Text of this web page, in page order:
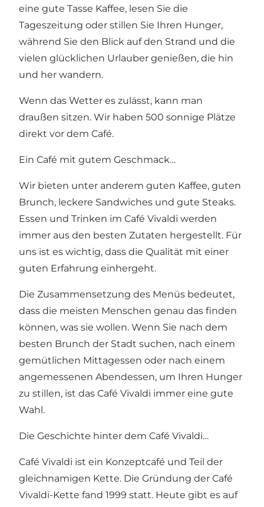
eine gute Tasse Kaffee, lesen Sie die
Tageszeitung oder stillen Sie Ihren Hunger,
während Sie den Blick auf den Strand und die
vielen glücklichen Urlauber genießen, die hin
und her wandern.
Wenn das Wetter es zulässt, kann man
draußen sitzen. Wir haben 500 sonnige Plätze
direkt vor dem Café.
Ein Café mit gutem Geschmack…
Wir bieten unter anderem guten Kaffee, guten
Brunch, leckere Sandwiches und gute Steaks.
Essen und Trinken im Café Vivaldi werden
immer aus den besten Zutaten hergestellt. Für
uns ist es wichtig, dass die Qualität mit einer
guten Erfahrung einhergeht.
Die Zusammensetzung des Menüs bedeutet,
dass die meisten Menschen genau das finden
können, was sie wollen. Wenn Sie nach dem
besten Brunch der Stadt suchen, nach einem
gemütlichen Mittagessen oder nach einem
angemessenen Abendessen, um Ihren Hunger
zu stillen, ist das Café Vivaldi immer eine gute
Wahl.
Die Geschichte hinter dem Café Vivaldi…
Café Vivaldi ist ein Konzeptcafé und Teil der
gleichnamigen Kette. Die Gründung der Café
Vivaldi-Kette fand 1999 statt. Heute gibt es auf